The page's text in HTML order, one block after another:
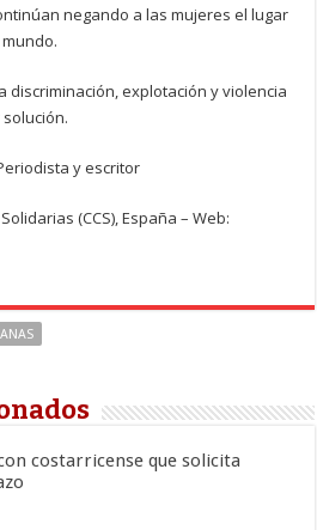
negando a las mujeres el lugar
discriminación, explotación y violencia
y escritor
(CCS), España – Web:
costarricense que solicita